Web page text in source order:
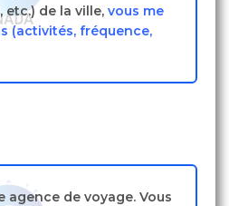
etc.) de la ville, vous me
(activités, fréquence,
agence de voyage. Vous